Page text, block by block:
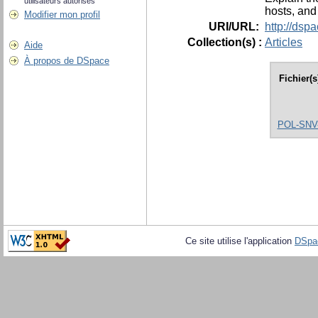
Modifier mon profil
Aide
À propos de DSpace
hosts,
URI/URL:
http://
Collection(s) : Articles
POL-
Ce site utilise l'application